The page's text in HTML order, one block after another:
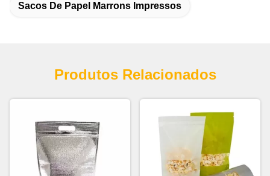
Sacos De Papel Marrons Impressos
Produtos Relacionados